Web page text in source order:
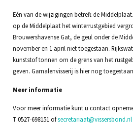
Eén van de wijzigingen betreft de
op de Middelplaat het winterrustgebied
Brouwershavense Gat, de geul onder de
november en 1 april niet toegestaan.
kunststof tonnen om de grens van het
geven. Garnalenvisserij is hier nog
Meer informatie
Voor meer informatie kunt u contact
T 0527-698151 ofsecretariaat@vissersbond.nl